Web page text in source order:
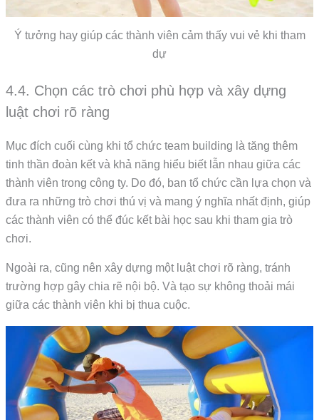
Ý tưởng hay giúp các thành viên cảm thấy vui vẻ khi tham
dự
4.4. Chọn các trò chơi phù hợp và xây dựng
luật chơi rõ ràng
Mục đích cuối cùng khi tổ chức team building là tăng thêm
tinh thần đoàn kết và khả năng hiểu biết lẫn nhau giữa các
thành viên trong công ty. Do đó, ban tổ chức cần lựa chọn và
đưa ra những trò chơi thú vị và mang ý nghĩa nhất định, giúp
các thành viên có thể đúc kết bài học sau khi tham gia trò
chơi.
Ngoài ra, cũng nên xây dựng một luật chơi rõ ràng, tránh
trường hợp gây chia rẽ nội bộ. Và tạo sự không thoải mái
giữa các thành viên khi bị thua cuộc.